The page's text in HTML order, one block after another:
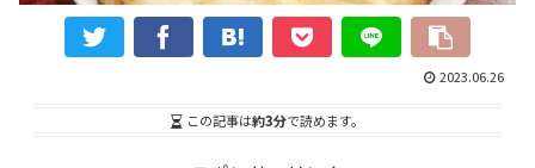
2023.06.26
この記事は約3分で読めます。